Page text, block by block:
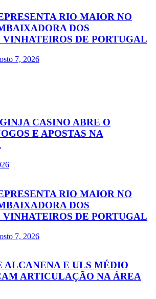
RIO MAIOR NO
DOS
DE PORTUGAL
7, 2026
CASINO ABRE O
E APOSTAS NA
RIO MAIOR NO
DOS
DE PORTUGAL
7, 2026
ALCANENA E ULS MÉDIO
ARTICULAÇÃO NA ÁREA